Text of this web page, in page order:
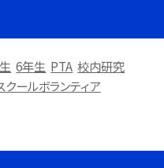
6年生 PTA 校内研究
クールボランティア